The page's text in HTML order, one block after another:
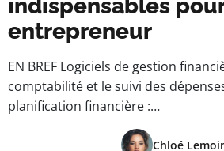
indispensables
entrepreneur
EN BREF Logiciels de gestion
comptabilité et le suivi des
planification financière :…
Chloé